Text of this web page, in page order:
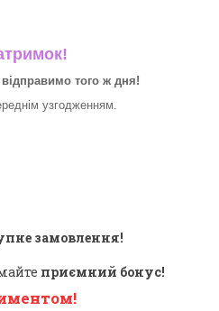
того ж дня!
узгодженням.
замовлення!
приємний бонус!